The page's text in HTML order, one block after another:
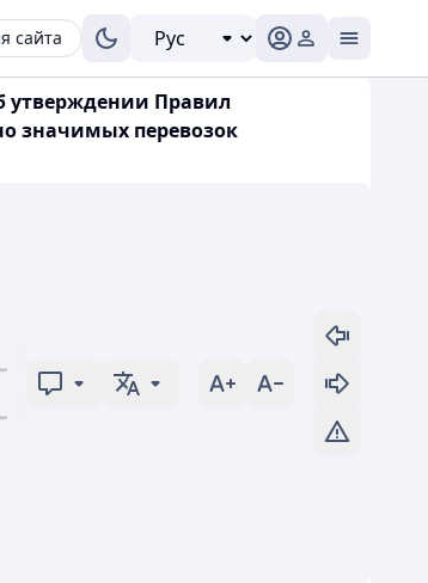
сайта
утверждении Правил
значимых перевозок